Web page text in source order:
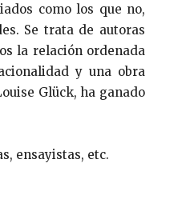
como los que no,
Se trata de autoras
la relación ordenada
y una obra
Glück, ha ganado
ensayistas, etc.